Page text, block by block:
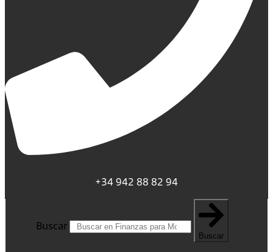
+34 942 88 82 94
Buscar
Buscar